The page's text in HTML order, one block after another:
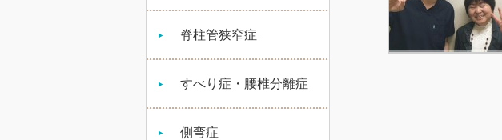
脊柱管狭窄症
すべり症・腰椎分離症
側弯症